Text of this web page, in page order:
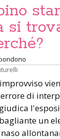
si
di
un